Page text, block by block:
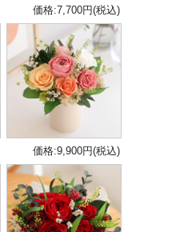
価格:7,700円(税込)
価格:9,900円(税込)